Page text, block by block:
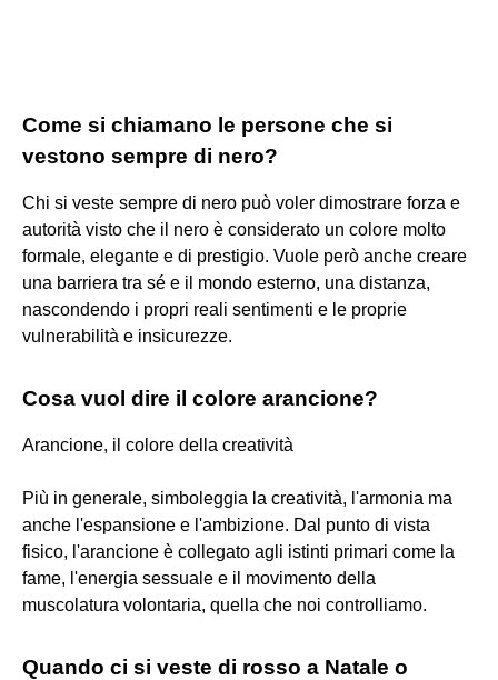
Come si chiamano le persone che si
vestono sempre di nero?
Chi si veste sempre di nero può voler dimostrare forza e
autorità visto che il nero è considerato un colore molto
formale, elegante e di prestigio. Vuole però anche creare
una barriera tra sé e il mondo esterno, una distanza,
nascondendo i propri reali sentimenti e le proprie
vulnerabilità e insicurezze.
Cosa vuol dire il colore arancione?
Arancione, il colore della creatività
Più in generale, simboleggia la creatività, l'armonia ma
anche l'espansione e l'ambizione. Dal punto di vista
fisico, l'arancione è collegato agli istinti primari come la
fame, l'energia sessuale e il movimento della
muscolatura volontaria, quella che noi controlliamo.
Quando ci si veste di rosso a Natale o